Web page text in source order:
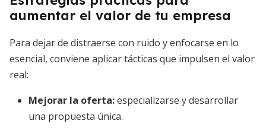
aumentar el valor de tu empresa
Para dejar de distraerse con ruido y enfocarse en lo
esencial, conviene aplicar tácticas que impulsen el valor
real:
Mejorar la oferta:especializarse y desarrollar
una propuesta única.